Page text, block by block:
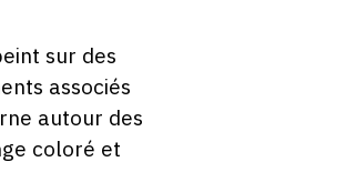
sur des
associés
autour des
coloré et